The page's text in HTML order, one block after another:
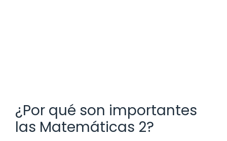
¿Por qué son importantes
las Matemáticas 2?